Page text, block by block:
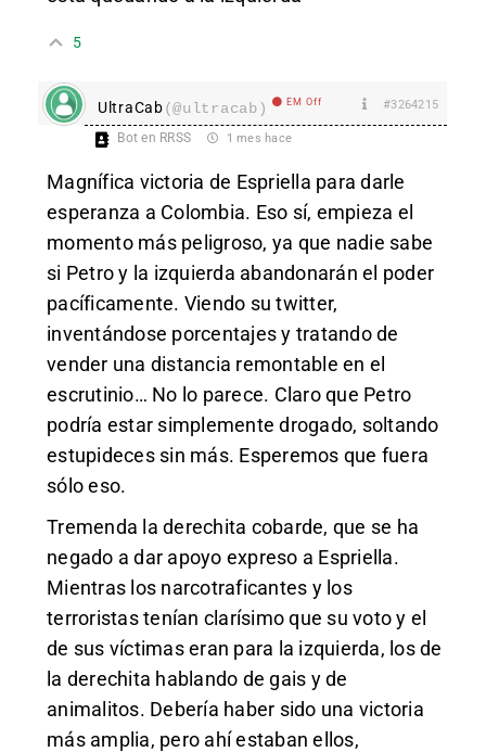
5
UltraCab(@ultracab) EM Off #3264215
Bot en RRSS 1 mes hace
Magnífica victoria de Espriella para darle
esperanza a Colombia. Eso sí, empieza el
momento más peligroso, ya que nadie sabe
si Petro y la izquierda abandonarán el poder
pacíficamente. Viendo su twitter,
inventándose porcentajes y tratando de
vender una distancia remontable en el
escrutinio… No lo parece. Claro que Petro
podría estar simplemente drogado, soltando
estupideces sin más. Esperemos que fuera
sólo eso.
Tremenda la derechita cobarde, que se ha
negado a dar apoyo expreso a Espriella.
Mientras los narcotraficantes y los
terroristas tenían clarísimo que su voto y el
de sus víctimas eran para la izquierda, los de
la derechita hablando de gais y de
animalitos. Debería haber sido una victoria
más amplia, pero ahí estaban ellos,